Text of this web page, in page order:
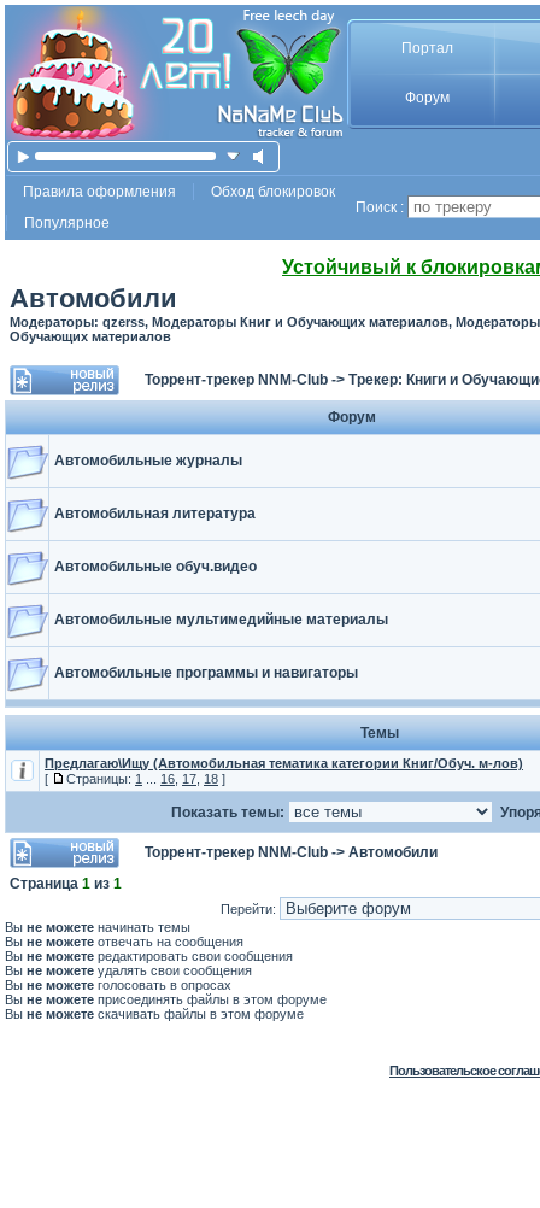
Портал
Форум
Правила оформления
Обход блокировок
Популярное
Поиск :
Устойчивый к
Автомобили
Модераторы: qzerss, Модераторы Книг и Обучающих материалов,
Обучающих материалов
Торрент-трекер NNM-Club -> Трекер: Книги и
Форум
Автомобильные журналы
Автомобильная литература
Автомобильные обуч.видео
Автомобильные мультимедийные материалы
Автомобильные программы и навигаторы
Темы
Предлагаю\Ищу (Автомобильная тематика категории Книг/Обуч. м-лов)
[
Страницы: 1 16 17 18 ]
Показать темы:
Торрент-трекер NNM-Club -> Автомобили
Страница 1 из 1
Перейти:
Вы не можете начинать темы
Вы не можете отвечать на сообщения
Вы не можете редактировать свои сообщения
Вы не можете удалять свои сообщения
Вы не можете голосовать в опросах
Вы не можете присоединять файлы в этом форуме
Вы не можете скачивать файлы в этом форуме
Пользовательское